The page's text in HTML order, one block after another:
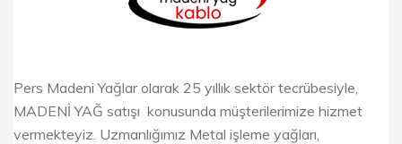
Pers Madeni Yağlar olarak 25 yıllık sektör tecrübesiyle,
MADENİ YAĞ satışı konusunda müşterilerimize hizmet
vermekteyiz. Uzmanlığımız Metal işleme yağları,